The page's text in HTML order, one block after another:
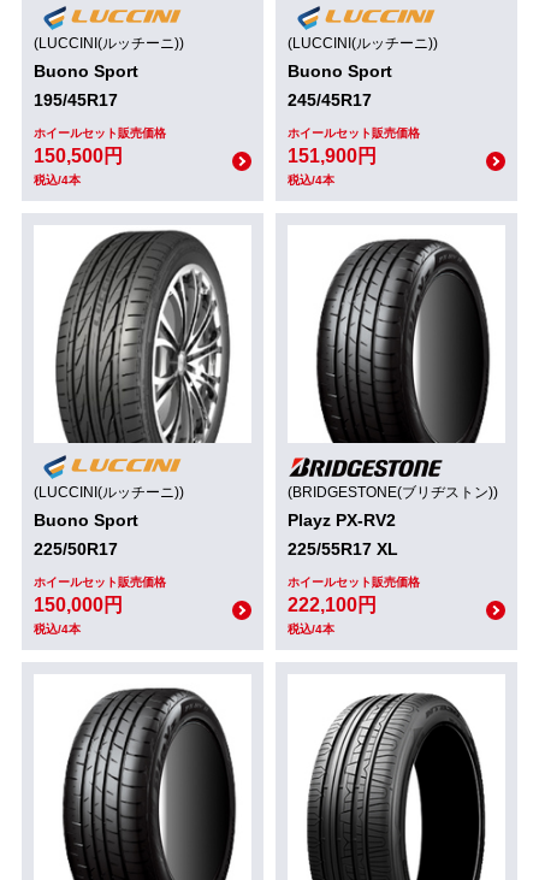
(LUCCINI(ルッチーニ))
Buono Sport
195/45R17
ホイールセット販売価格
150,500円
税込/4本
(LUCCINI(ルッチーニ))
Buono Sport
245/45R17
ホイールセット販売価格
151,900円
税込/4本
(LUCCINI(ルッチーニ))
Buono Sport
225/50R17
ホイールセット販売価格
150,000円
税込/4本
(BRIDGESTONE(ブリヂストン))
Playz PX-RV2
225/55R17 XL
ホイールセット販売価格
222,100円
税込/4本